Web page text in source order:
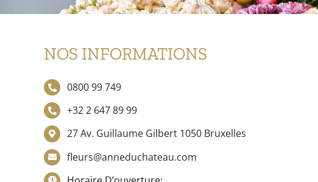
NOS INFORMATIONS
0800 99 749
+32 2 647 89 99
27 Av. Guillaume Gilbert 1050 Bruxelles
fleurs@anneduchateau.com